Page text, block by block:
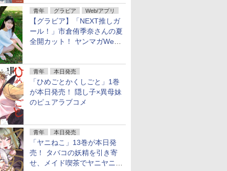
青年 グラビア Web/アプリ
【グラビア】「NEXT推しガ
ール！」市倉侑季奈さんの夏
全開カット！ ヤンマガWeb
青年 本日発売
「ひめごとかくしごと」1巻
が本日発売！ 隠し子×異母妹
のピュアラブコメ
青年 本日発売
「ヤニねこ」13巻が本日発
売！ タバコの妖精を引き寄
せ、メイド喫茶でヤニヤニき